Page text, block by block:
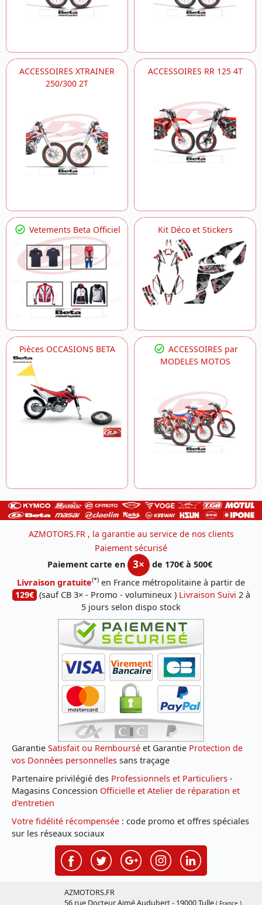
ACCESSOIRES XTRAINER
250/300 2T
ACCESSOIRES RR 125 4T
Vetements Beta Officiel Kit Déco et Stickers
Pièces OCCASIONS BETA
ACCESSOIRES par
MODELES MOTOS
AZMOTORS.FR , la garantie au service de nos clients
Paiement sécurisé
Paiement carte en
3×
de 170€ à 500€
Livraison gratuite(*) en France métropolitaine à partir de
129€ (sauf CB 3× - Promo - volumineux ) Livraison Suivi 2 à
5 jours selon dispo stock
Garantie Satisfait ou Remboursé et Garantie Protection de
vos Données personnelles sans traçage
Partenaire privilégié des Professionnels et Particuliers -
Magasins Concession Officielle et Atelier de réparation et
d'entretien
Votre fidélité récompensée : code promo et offres spéciales
sur les réseaux sociaux
AZMOTORS.FR
56 rue Docteur Aimé Audubert - 19000 Tulle ( France )